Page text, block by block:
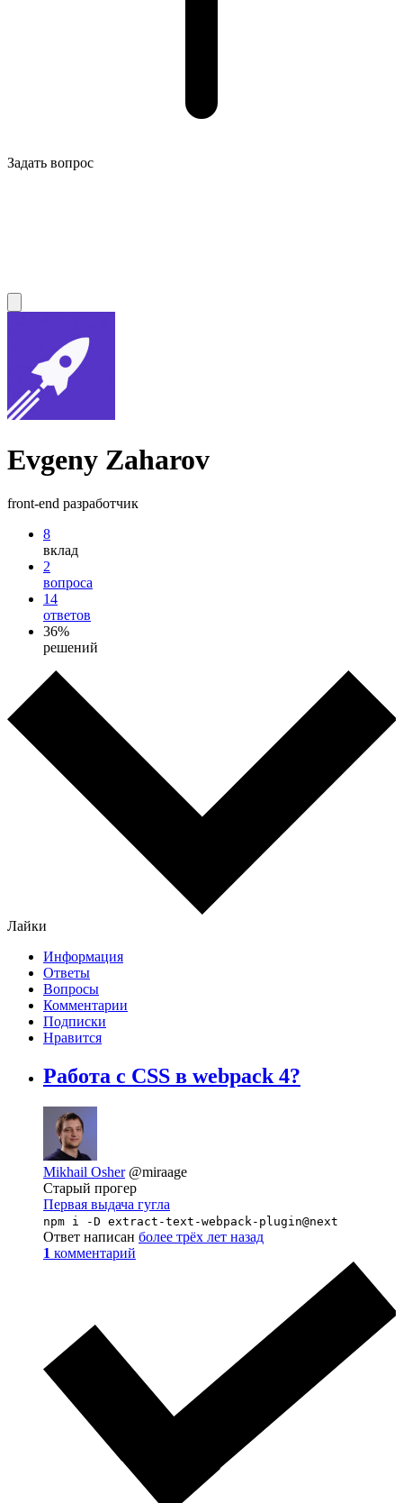
Задать вопрос
Evgeny Zaharov
front-end разработчик
8
вклад
2
вопроса
14
ответов
36%
решений
Лайки
Информация
Ответы
Вопросы
Комментарии
Подписки
Нравится
Работа с CSS в webpack 4?
Mikhail Osher @miraage
Старый прогер
Первая выдача гугла
npm i -D extract-text-webpack-plugin@next
Ответ написан более трёх лет назад
1 комментарий